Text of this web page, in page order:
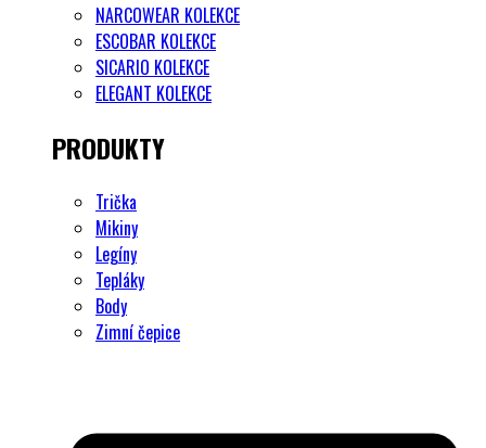
NARCOWEAR KOLEKCE
ESCOBAR KOLEKCE
SICARIO KOLEKCE
ELEGANT KOLEKCE
PRODUKTY
Trička
Mikiny
Legíny
Tepláky
Body
Zimní čepice